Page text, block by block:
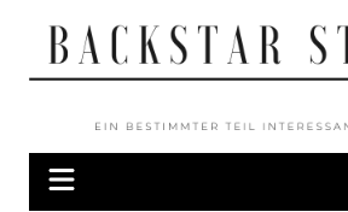
springen